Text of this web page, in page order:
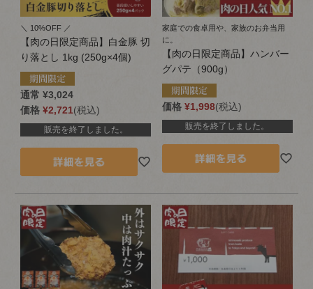
＼ 10%OFF ／
【肉の日限定商品】白金豚 切
り落とし 1kg (250g×4個)
通常 ¥3,024
価格 ¥2,721 税込
販売を終了しました。
家庭での食卓用や、家族のお弁当用
に。
【肉の日限定商品】ハンバー
グパテ（900g）
価格 ¥1,998 税込
販売を終了しました。